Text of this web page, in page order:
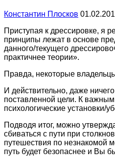
Константин Плосков
Приступая к дрессировке, я
принципы лежат в основе
данного/текущего
практичнее теории».
Правда, некоторые
И действительно, даже
поставленной цели. К важным
психологические установки/
Подводя итог, можно
сбиваться с пути при
путешествия по незнакомой
путь будет безопаснее и Вы